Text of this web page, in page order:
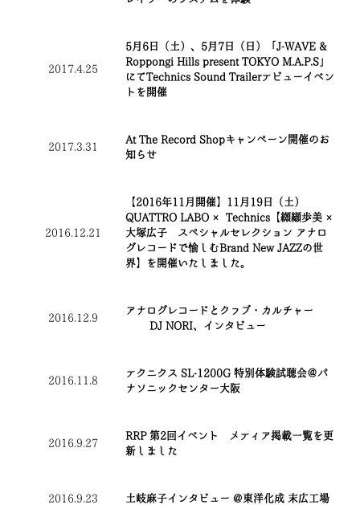
2017.4.25
5月6日（土）、5月7日（日）「J-WAVE &
Roppongi Hills present TOKYO M.A.P.S」
にてTechnics Sound Trailerデビューイベン
トを開催
2017.3.31
At The Record Shopキャンペーン開催のお
知らせ
2016.12.21
【2016年11月開催】11月19日（土）
QUATTRO LABO × Technics【纐纈歩美 ×
大塚広子 スペシャルセレクション アナロ
グレコードで愉しむBrand New JAZZの世
界】を開催いたしました。
2016.12.9
アナログレコードとクラブ・カルチャー
DJ NORI、インタビュー
2016.11.8
テクニクス SL-1200G 特別体験試聴会＠パ
ナソニックセンター大阪
2016.9.27
RRP 第2回イベント メディア掲載一覧を更
新しました
2016.9.23 土岐麻子インタビュー @東洋化成 末広工場